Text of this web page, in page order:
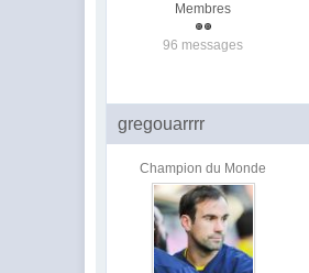
Membres
96 messages
gregouarrrr
Champion du Monde